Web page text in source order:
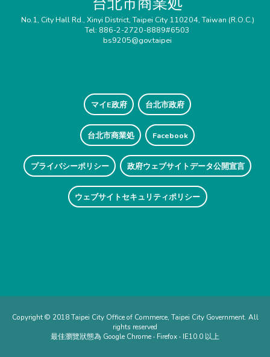
No.1, City Hall Rd., Xinyi District, Taipei City 110204, Taiwan (R.O.C.)
Tel: 886-2-2720-8889#6503
bs9205@gov.taipei
マイE政府 台北市政府
台北市商業処 Facebook
プライバシーポリシー 政府ウェブサイトデータ公開宣言
ウェブサイトセキュリティポリシー
Copyright © 2018 Taipei City Office of Commerce, Taipei City Government. All
rights reserved
最佳瀏覽狀態為 Google Chrome ‧ Firefox ‧ IE10.0 以上